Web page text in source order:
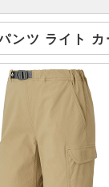
ンツ ライト